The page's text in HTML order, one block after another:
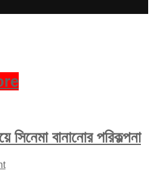
সিনেমা বানানোর পরিকল্পনা